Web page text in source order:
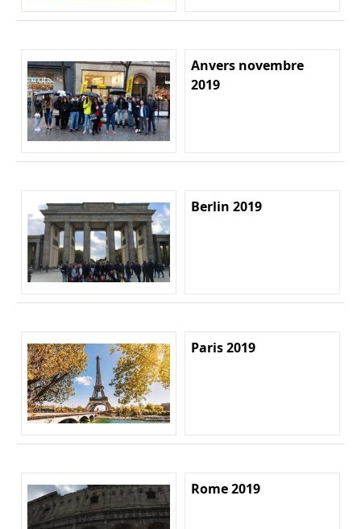
Anvers novembre
2019
Berlin 2019
Paris 2019
Rome 2019